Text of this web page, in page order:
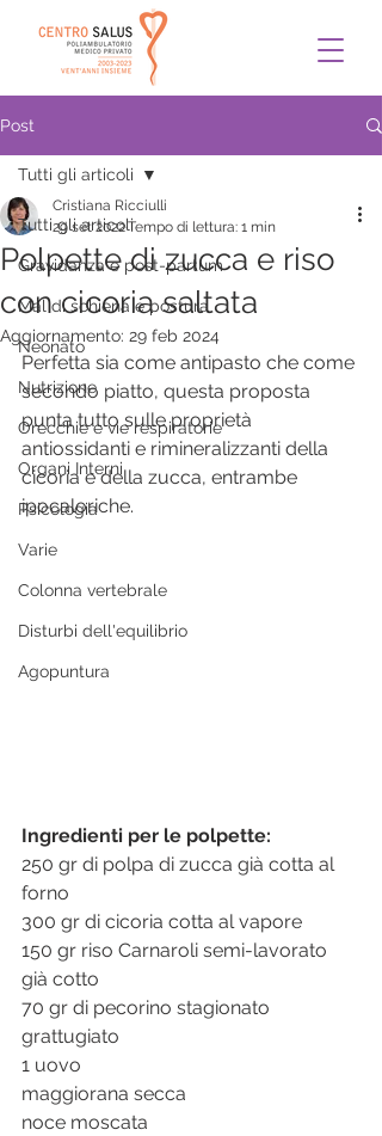
Post
Tutti gli articoli
Gravidanza e post-partum
Mal di schiena e postura
Neonato
Nutrizione
Orecchie e vie respiratorie
Organi Interni
Psicologia
Varie
Colonna vertebrale
Disturbi dell'equilibrio
Agopuntura
Tutti gli articoli
Polpette di zucca e riso
con cicoria saltata
Cristiana Ricciulli
29 set 2022Tempo di lettura: 1 min
Aggiornamento: 29 feb 2024
Perfetta sia come antipasto che come
secondo piatto, questa proposta
punta tutto sulle proprietà
antiossidanti e rimineralizzanti della
cicoria e della zucca, entrambe
ipocaloriche.
Ingredienti per le polpette:
250 gr di polpa di zucca già cotta al
forno
300 gr di cicoria cotta al vapore
150 gr riso Carnaroli semi-lavorato
già cotto
70 gr di pecorino stagionato
grattugiato
1 uovo
maggiorana secca
noce moscata